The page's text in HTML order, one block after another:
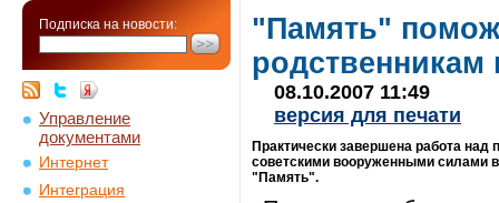
Подписка на новости:
Управление
документами
Интернет
Интеграция
"Память"
родственникам
08.10.2007 11:49
версия для печати
Практически завершена работа над
советскими вооруженными силами
"Память".